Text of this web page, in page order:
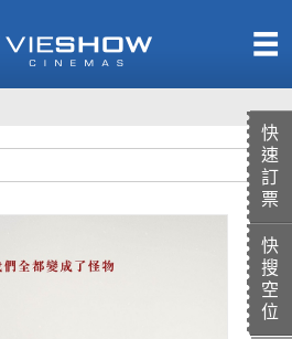
快
速
訂
票
快
搜
空
位
影城餐飲